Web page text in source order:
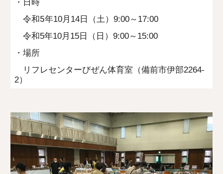
・日時
令和5年10月14日（土）9:00～17:00
令和5年10月15日（日）9:00～15:00
・場所
リフレセンターびぜん体育室（備前市伊部2264-
2）